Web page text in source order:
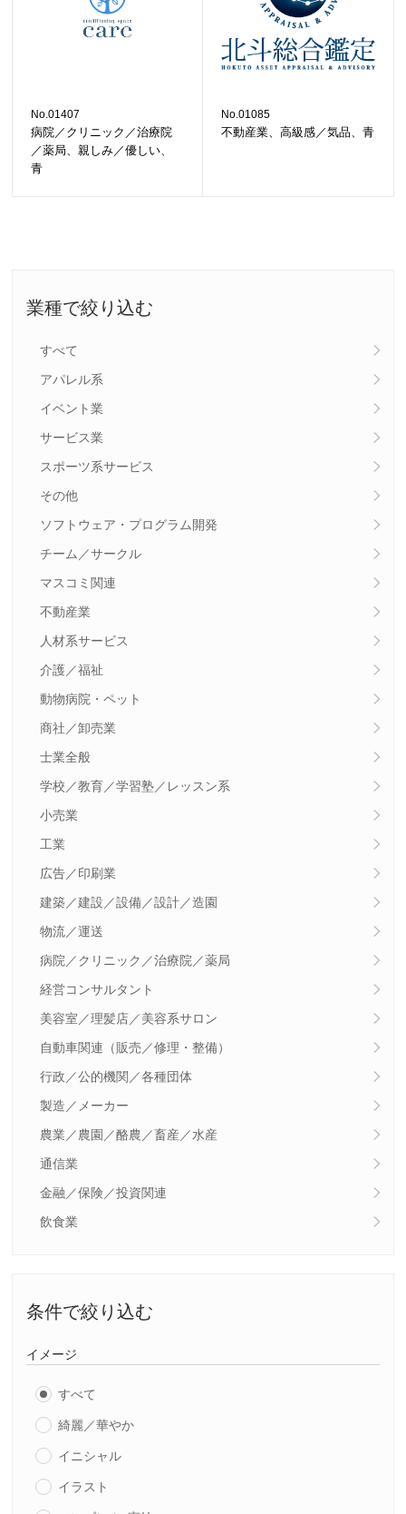
業種で絞り込む
すべて
アパレル系
イベント業
サービス業
スポーツ系サービス
その他
ソフトウェア・プログラム開発
チーム／サークル
マスコミ関連
不動産業
人材系サービス
介護／福祉
動物病院・ペット
商社／卸売業
士業全般
学校／教育／学習塾／レッスン系
小売業
工業
広告／印刷業
建築／建設／設備／設計／造園
物流／運送
病院／クリニック／治療院／薬局
経営コンサルタント
美容室／理髪店／美容系サロン
自動車関連（販売／修理・整備）
行政／公的機関／各種団体
製造／メーカー
農業／農園／酪農／畜産／水産
通信業
金融／保険／投資関連
飲食業
条件で絞り込む
イメージ
すべて
綺麗／華やか
イニシャル
イラスト
No.01407
病院／クリニック／治療院
／薬局、親しみ／優しい、
青
No.01085
不動産業、高級感／気品、青